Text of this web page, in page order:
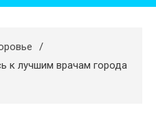
к лучшим врачам города